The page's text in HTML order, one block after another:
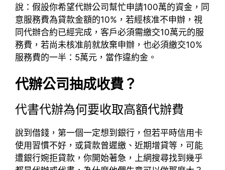
說：假設你希望代辦公司幫忙申請100萬的資金，同
意服務費為貸款金額的10%，若經核准不申辦，視
同代辦合約已經完成，客戶必須需繳交10萬元的服
務費，若尚未核准前就放棄申辦，也必須繳交10%
服務費的一半：5萬元，當作違約金。
代辦公司抽成收費？
代書代辦為何要收取高額代辦費
說到借錢，第一個一定想到銀行，但若平時信用卡
使用習慣不好，或貸款曾遲繳、近期增貸等，可能
遭銀行婉拒貸款，你開始著急，上網搜尋找到幾乎